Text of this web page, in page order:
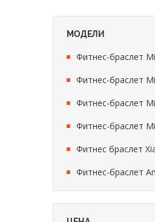
МОДЕЛИ
Фитнес-браслет
Фитнес-браслет
Фитнес-браслет
Фитнес-браслет
Фитнес браслет
Фитнес-браслет